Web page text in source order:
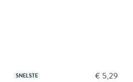
SNELSTE € 5,29